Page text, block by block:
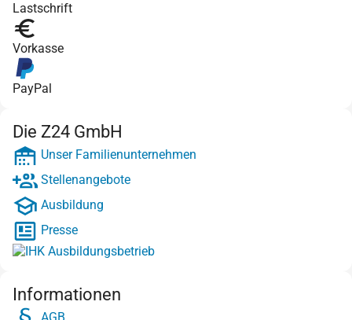
Lastschrift
Vorkasse
PayPal
Die Z24 GmbH
Unser Familienunternehmen
Stellenangebote
Ausbildung
Presse
Informationen